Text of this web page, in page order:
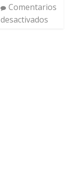
Comentarios
desactivados